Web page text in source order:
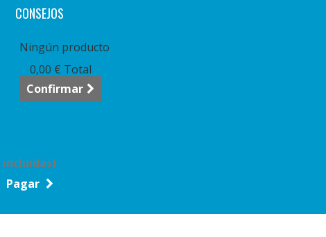
CONSEJOS
Ningún producto
0,00 € Total
Confirmar
Pagar